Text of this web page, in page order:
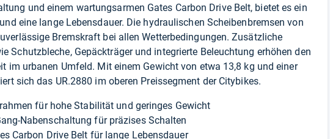
und einem wartungsarmen Gates Carbon Drive Belt, bietet es ein
eine lange Lebensdauer. Die hydraulischen Scheibenbremsen von
Bremskraft bei allen Wetterbedingungen. Zusätzliche
Schutzbleche, Gepäckträger und integrierte Beleuchtung erhöhen den
im urbanen Umfeld. Mit einem Gewicht von etwa 13,8 kg und einer
sich das UR.2880 im oberen Preissegment der Citybikes.
für hohe Stabilität und geringes Gewicht
Nabenschaltung für präzises Schalten
Carbon Drive Belt für lange Lebensdauer